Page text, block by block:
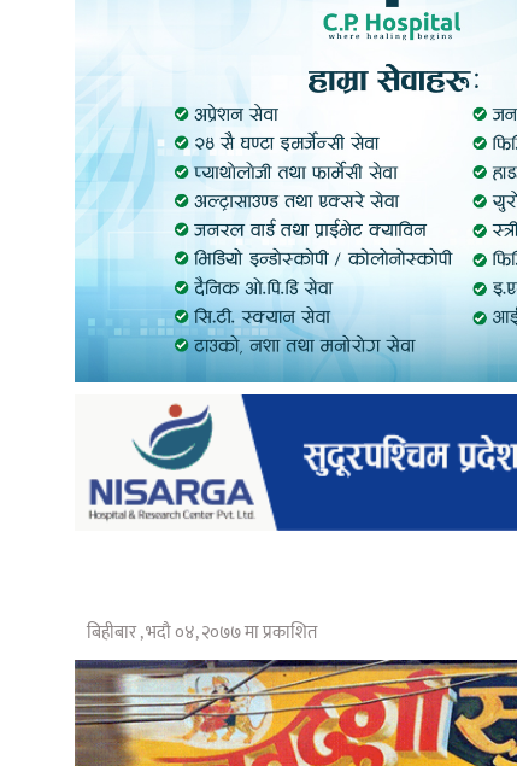
बिहीबार , भदौ ०४, २०७७ मा प्रकाशित